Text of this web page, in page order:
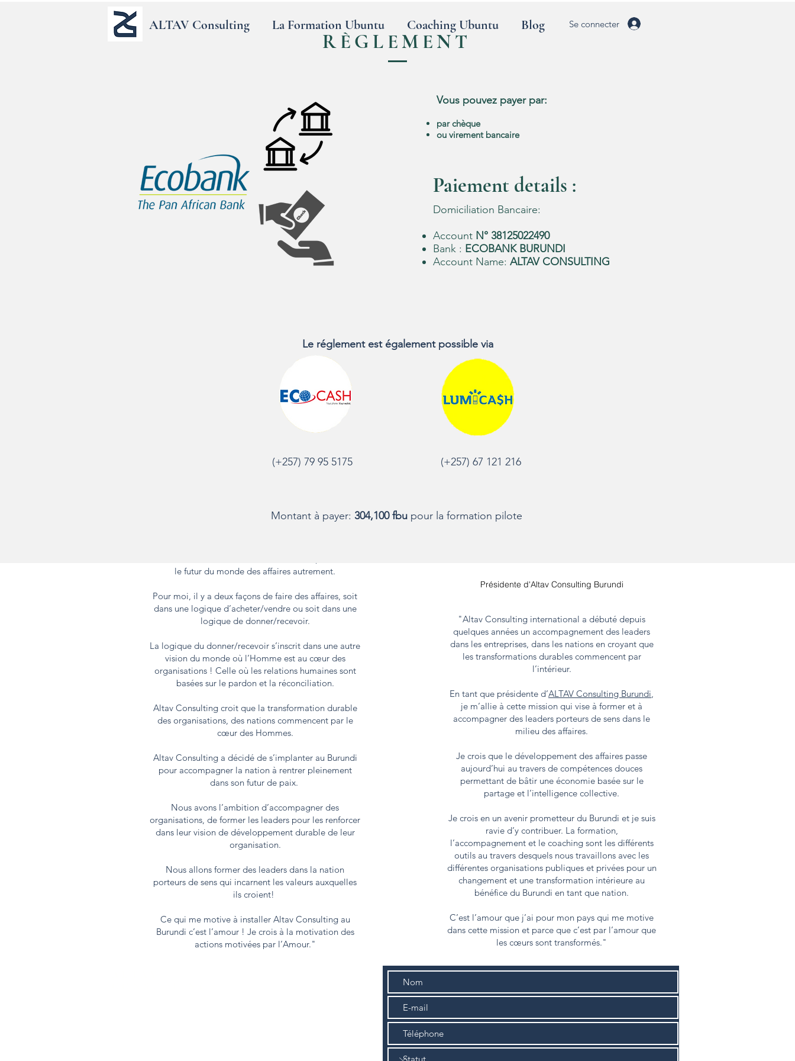
ALTAV Consulting La Formation Ubuntu Coaching Ubuntu Blog Se connecter
Franck Pecastaing
Président d'Altav Consulting International
le futur du monde des affaires autrement.
Pour moi, il y a deux façons de faire des affaires, soit
dans une logique d’acheter/vendre ou soit dans une
logique de donner/recevoir.
La logique du donner/recevoir s’inscrit dans une autre
vision du monde où l’Homme est au cœur des
organisations ! Celle où les relations humaines sont
basées sur le pardon et la réconciliation.
Altav Consulting croit que la transformation durable
des organisations, des nations commencent par le
cœur des Hommes.
Altav Consulting a décidé de s’implanter au Burundi
pour accompagner la nation à rentrer pleinement
dans son futur de paix.
Nous avons l’ambition d’accompagner des
organisations, de former les leaders pour les renforcer
dans leur vision de développement durable de leur
organisation.
Nous allons former des leaders dans la nation
porteurs de sens qui incarnent les valeurs auxquelles
ils croient!
Ce qui me motive à installer Altav Consulting au
Burundi c’est l’amour ! Je crois à la motivation des
actions motivées par l’Amour."
Carine B. Haymoz
Présidente d'Altav Consulting Burundi
"Altav Consulting international a débuté depuis
quelques années un accompagnement des leaders
dans les entreprises, dans les nations en croyant que
les transformations durables commencent par
l’intérieur.
En tant que présidente d’ALTAV Consulting Burundi,
je m’allie à cette mission qui vise à former et à
accompagner des leaders porteurs de sens dans le
milieu des affaires.
Je crois que le développement des affaires passe
aujourd’hui au travers de compétences douces
permettant de bâtir une économie basée sur le
partage et l’intelligence collective.
Je crois en un avenir prometteur du Burundi et je suis
ravie d’y contribuer. La formation,
l’accompagnement et le coaching sont les différents
outils au travers desquels nous travaillons avec les
différentes organisations publiques et privées pour un
changement et une transformation intérieure au
bénéfice du Burundi en tant que nation.
C’est l’amour que j’ai pour mon pays qui me motive
dans cette mission et parce que c’est par l’amour que
les cœurs sont transformés."
RÈGLEMENT
Vous pouvez payer par:
par chèque
ou virement bancaire
Paiement details :
Domiciliation Bancaire:
Account N° 38125022490
Bank : ECOBANK BURUNDI
Account Name: ALTAV CONSULTING
Le réglement est également possible via
(+257) 67 121 216
(+257) 79 95 5175
Montant à payer: 304,100 fbu pour la formation pilote